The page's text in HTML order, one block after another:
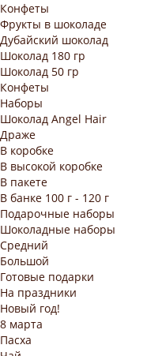
Конфеты
Фрукты в шоколаде
Дубайский шоколад
Шоколад 180 гр
Шоколад 50 гр
Конфеты
Наборы
Шоколад Angel Hair
Драже
В коробке
В высокой коробке
В пакете
В банке 100 г - 120 г
Подарочные наборы
Шоколадные наборы
Средний
Большой
Готовые подарки
На праздники
Новый год!
8 марта
Пасха